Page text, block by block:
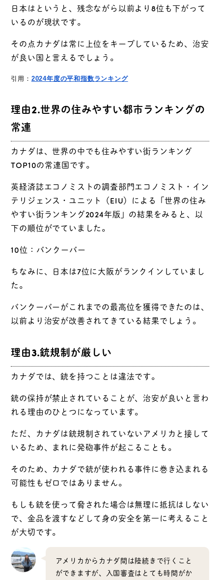
日本はというと、残念ながら以前より8位も下がって
いるのが現状です。
その点カナダは常に上位をキープしているため、治安
が良い国と言えるでしょう。
引用： 2024年度の平和指数ランキング
理由2.世界の住みやすい都市ランキングの
常連
カナダは、世界の中でも住みやすい街ランキング
TOP10の常連国です。
英経済誌エコノミストの調査部門エコノミスト・イン
テリジェンス・ユニット（EIU）による「世界の住み
やすい街ランキング2024年版」の結果をみると、以
下の順位がでていました。
10位：バンクーバー
ちなみに、日本は7位に大阪がランクインしていまし
た。
バンクーバーがこれまでの最高位を獲得できたのは、
以前より治安が改善されてきている結果でしょう。
理由3.銃規制が厳しい
カナダでは、銃を持つことは違法です。
銃の保持が禁止されていることが、治安が良いと言わ
れる理由のひとつになっています。
ただ、カナダは銃規制されていないアメリカと接して
いるため、まれに発砲事件が起こることも。
そのため、カナダで銃が使われる事件に巻き込まれる
可能性もゼロではありません。
もしも銃を使って脅された場合は無理に抵抗はしない
で、金品を渡すなどして身の安全を第一に考えること
が大切です。
アメリカからカナダ間は陸続きで行くこと
ができますが、入国審査はとても時間がか